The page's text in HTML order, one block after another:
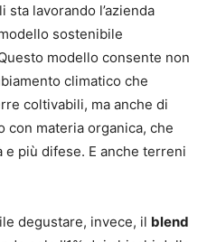
lavorando l’azienda
sostenibile
modello consente non
climatico che
coltivabili, ma anche di
con materia organica, che
più difese. E anche terreni
degustare, invece, il blend